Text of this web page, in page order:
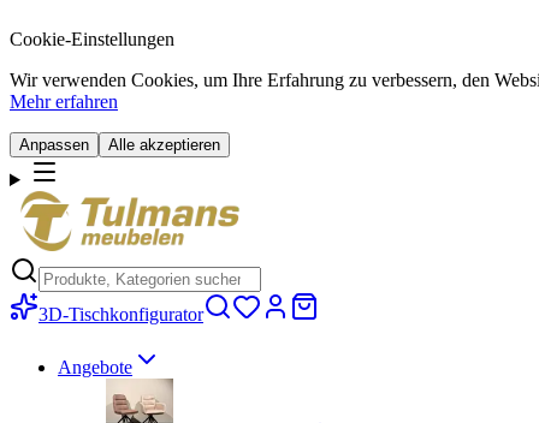
Cookie-Einstellungen
Wir verwenden Cookies, um Ihre Erfahrung zu verbessern, den
Mehr erfahren
Anpassen Alle akzeptieren
3D-Tischkonfigurator
Angebote